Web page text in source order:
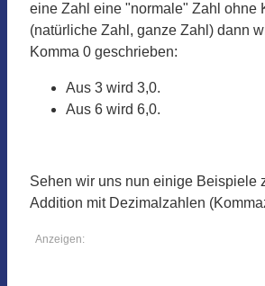
eine Zahl eine "normale" Zahl ohne
(natürliche Zahl, ganze Zahl) dann
Komma 0 geschrieben:
Aus 3 wird 3,0.
Aus 6 wird 6,0.
Sehen wir uns nun einige Beispiele
Addition mit Dezimalzahlen
Anzeigen: